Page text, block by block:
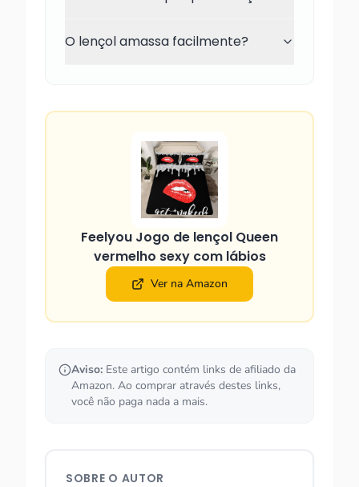
O lençol amassa facilmente?
Feelyou Jogo de lençol Queen
vermelho sexy com lábios
Ver na Amazon
Aviso: Este artigo contém links de afiliado da
Amazon. Ao comprar através destes links,
você não paga nada a mais.
SOBRE O AUTOR